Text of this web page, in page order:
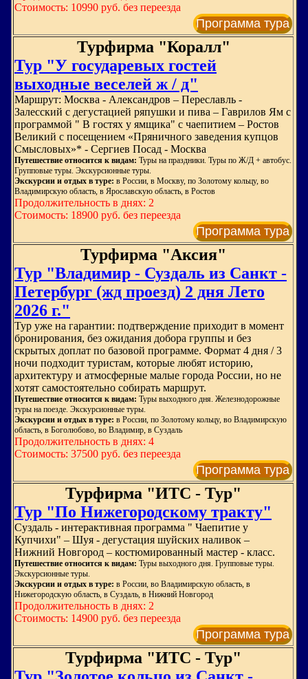
Стоимость: 10990 руб. без переезда
Программа тура
Турфирма "Коралл"
Тур "У государевых гостей
выходные веселей ж / д"
Маршрут: Москва - Александров – Переславль -
Залесский с дегустацией ряпушки и пива – Гаврилов Ям с
программой " В гостях у ямщика" с чаепитием – Ростов
Великий с посещением «Пряничного заведения купцов
Смысловых»* - Сергиев Посад - Москва
Путешествие относится к видам: Туры на праздники. Туры по Ж/Д + автобус.
Групповые туры. Экскурсионные туры.
Экскурсии и отдых в туре: в России, в Москву, по Золотому кольцу, во
Владимирскую область, в Ярославскую область, в Ростов
Продолжительность в днях: 2
Стоимость: 18900 руб. без переезда
Программа тура
Турфирма "Аксия"
Тур "Владимир - Суздаль из Санкт -
Петербург (жд проезд) 2 дня Лето
2026 г."
Тур уже на гарантии: подтверждение приходит в момент
бронирования, без ожидания добора группы и без
скрытых доплат по базовой программе. Формат 4 дня / 3
ночи подходит туристам, которые любят историю,
архитектуру и атмосферные малые города России, но не
хотят самостоятельно собирать маршрут.
Путешествие относится к видам: Туры выходного дня. Железнодорожные
туры на поезде. Экскурсионные туры.
Экскурсии и отдых в туре: в России, по Золотому кольцу, во Владимирскую
область, в Боголюбово, во Владимир, в Суздаль
Продолжительность в днях: 4
Стоимость: 37500 руб. без переезда
Программа тура
Турфирма "ИТС - Тур"
Тур "По Нижегородскому тракту"
Суздаль - интерактивная программа " Чаепитие у
Купчихи" – Шуя - дегустация шуйских наливок –
Нижний Новгород – костюмированный мастер - класс.
Путешествие относится к видам: Туры выходного дня. Групповые туры.
Экскурсионные туры.
Экскурсии и отдых в туре: в России, во Владимирскую область, в
Нижегородскую область, в Суздаль, в Нижний Новгород
Продолжительность в днях: 2
Стоимость: 14900 руб. без переезда
Программа тура
Турфирма "ИТС - Тур"